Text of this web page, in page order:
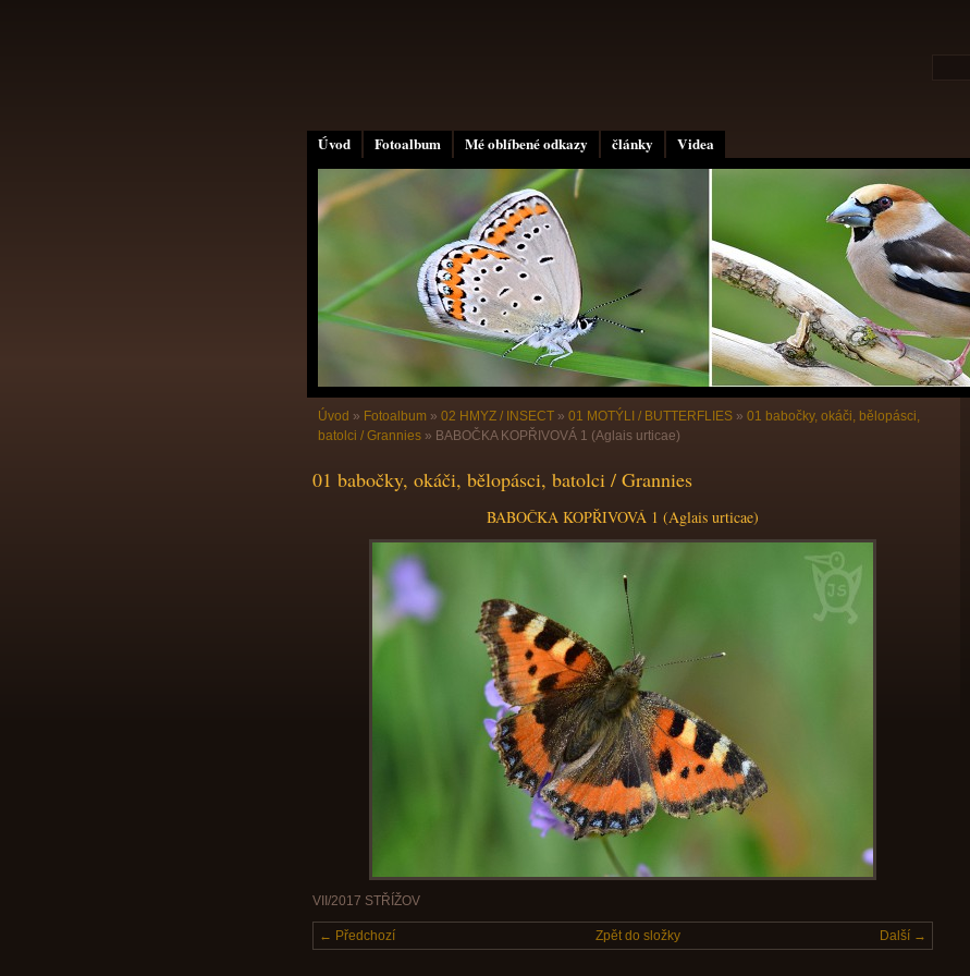
Úvod Fotoalbum Mé oblíbené odkazy články Videa
Úvod » Fotoalbum » 02 HMYZ / INSECT » 01 MOTÝLI / BUTTERFLIES » 01 babočky, okáči, bělopásci,
batolci / Grannies » BABOČKA KOPŘIVOVÁ 1 (Aglais urticae)
01 babočky, okáči, bělopásci, batolci / Grannies
BABOČKA KOPŘIVOVÁ 1 (Aglais urticae)
VII/2017 STŘÍŽOV
← Předchozí Další →
Zpět do složky